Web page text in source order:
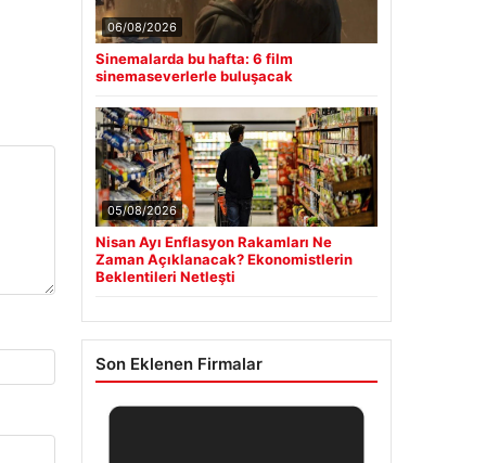
06/08/2026
Sinemalarda bu hafta: 6 film
sinemaseverlerle buluşacak
05/08/2026
Nisan Ayı Enflasyon Rakamları Ne
Zaman Açıklanacak? Ekonomistlerin
Beklentileri Netleşti
Son Eklenen Firmalar